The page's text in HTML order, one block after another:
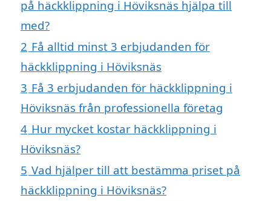
på häckklippning i Höviksnäs hjälpa till
med?
2 Få alltid minst 3 erbjudanden för
häckklippning i Höviksnäs
3 Få 3 erbjudanden för häckklippning i
Höviksnäs från professionella företag
4 Hur mycket kostar häckklippning i
Höviksnäs?
5 Vad hjälper till att bestämma priset på
häckklippning i Höviksnäs?